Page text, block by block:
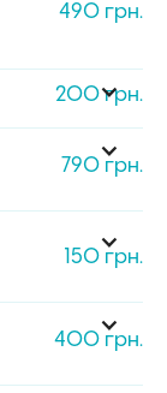
490 грн.
200 грн.
790 грн.
150 грн.
400 грн.